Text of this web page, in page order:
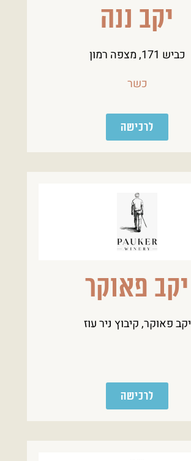
יקב ננה
כביש 171, מצפה רמון
כשר
לרכישה
יקב פאוקר
יקב פאוקר, קיבוץ ניר עוז
לרכישה